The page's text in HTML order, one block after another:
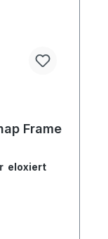
Frame
eloxiert